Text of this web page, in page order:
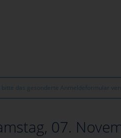
das gesonderte Anmeldeformular
07.